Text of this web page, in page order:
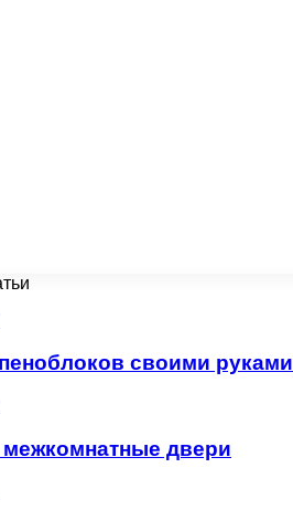
своими руками
двери